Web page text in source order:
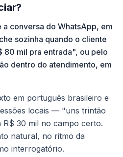
a conversa do WhatsApp, em
sozinha quando o cliente
80 mil pra entrada", ou pelo
dentro do atendimento, em
em português brasileiro e
locais — "uns trintão
30 mil no campo certo.
natural, no ritmo da
interrogatório.